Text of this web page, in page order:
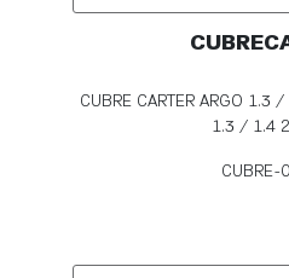
CUBRE CARTER ARGO 1.3 /
1.3 / 1.4
CUBRE-